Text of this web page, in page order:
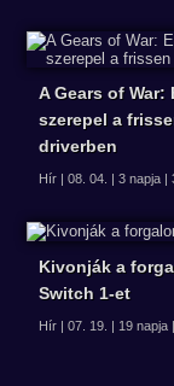
A Gears of War:
szerepel a
driverben
Hír | 08. 04. | 3 napja |
Kivonják a
Switch 1-et
Hír | 07. 19. | 19 napja